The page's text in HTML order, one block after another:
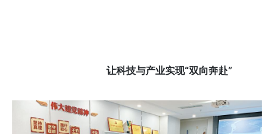
让科技与产业实现“双向奔赴”